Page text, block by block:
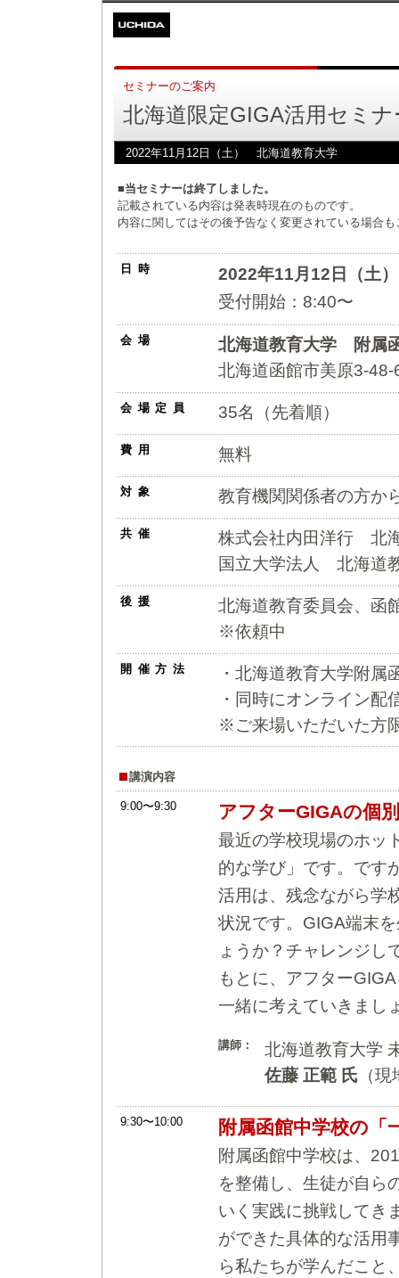
セミナーのご案内
北海道限定GIGA活用セミナ
2022年11月12日（土） 北海道教育大学
■当セミナーは終了しました。
記載されている内容は発表時現在のものです。
内容に関してはその後予告なく変更されている場合
日時 2022年11月12日（土）
受付開始：8:40〜
会場
北海道教育大学 附属
北海道函館市美原3-48-
会場定員 35名（先着順）
費用 無料
対象 教育機関関係者の方か
共催
株式会社内田洋行 北
国立大学法人 北海道
後援
北海道教育委員会、函
※依頼中
開催方法
・北海道教育大学附属
・同時にオンライン配
※ご来場いただいた方
講演内容
9:00〜9:30 アフターGIGAの個
最近の学校現場のホッ
的な学び」です。です
活用は、残念ながら学
状況です。GIGA端末
ょうか？チャレンジし
もとに、アフター
一緒に考えていきまし
講師：
北海道教育大学
佐藤 正範 氏 （
9:30〜10:00 附属函館中学校の「
附属函館中学校は、
を整備し、生徒が自ら
いく実践に挑戦してき
ができた具体的な活用
ら私たちが学んだこと